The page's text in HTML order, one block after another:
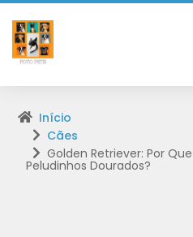
Início
Cães
Golden Retriever: Por
Peludinhos Dourados?